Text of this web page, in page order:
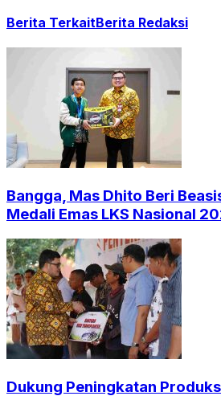
Berita TerkaitBerita Redaksi
Bangga, Mas Dhito Beri
Medali Emas LKS Nasional
Dukung Peningkatan